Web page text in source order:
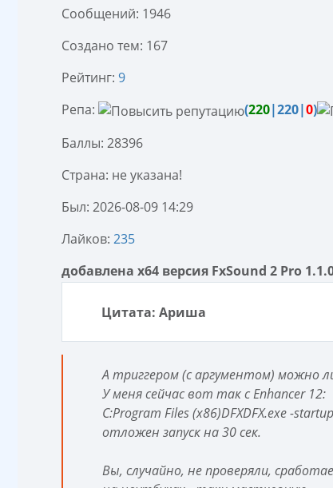
Сообщений: 1946
Создано тем: 167
Рейтинг: 9
Репа:
(220|220|0)
Баллы: 28396
Страна: не указана!
Был: 2026-08-09 14:29
Лайков: 235
добавлена x64 версия FxSound 2 Pro
Цитата: Ариша
А триггером (с аргументом) можно
У меня сейчас вот так с Enhancer 12:
C:Program Files (x86)DFXDFX.exe -startup
отложен запуск на 30 сек.
Вы, случайно, не проверяли,